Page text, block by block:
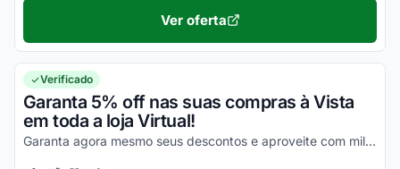
Ver oferta
Verificado
Garanta 5% off nas suas compras à Vista
em toda a loja Virtual!
Garanta agora mesmo seus descontos e aproveite com milhares de benefícios!